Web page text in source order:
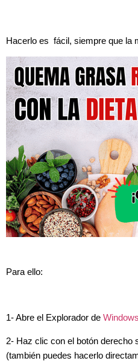
Hacerlo es fácil, siempre que la
Para ello:
1- Abre el Explorador de Windows
2- Haz clic con el botón derecho
(también puedes hacerlo